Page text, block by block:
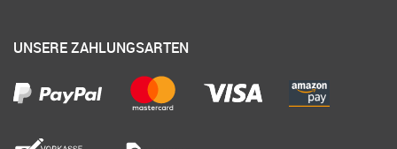
UNSERE ZAHLUNGSARTEN